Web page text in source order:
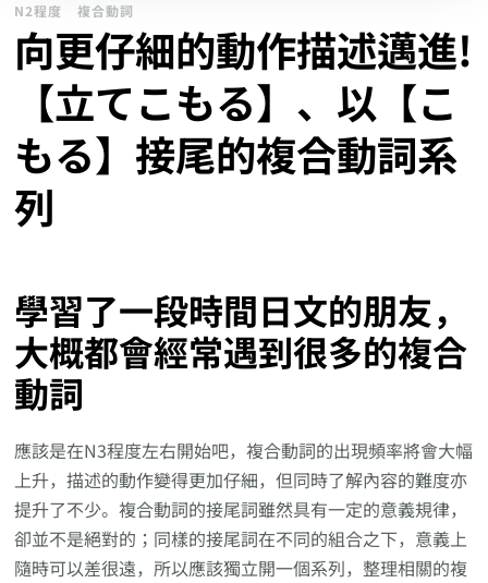
N2程度 複合動詞
向更仔細的動作描述邁進!
【立てこもる】、以【こ
もる】接尾的複合動詞系
列
學習了一段時間日文的朋友，
大概都會經常遇到很多的複合
動詞
應該是在N3程度左右開始吧，複合動詞的出現頻率將會大幅
上升，描述的動作變得更加仔細，但同時了解內容的難度亦
提升了不少。複合動詞的接尾詞雖然具有一定的意義規律，
卻並不是絕對的；同樣的接尾詞在不同的組合之下，意義上
隨時可以差很遠，所以應該獨立開一個系列，整理相關的複